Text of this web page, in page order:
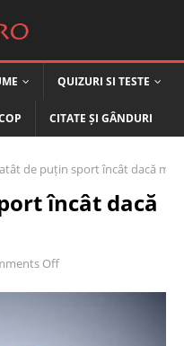
QUIZURI SI TESTE
CITATE ȘI GÂNDURI
de puțin sport încât dacă mă
încât dacă
Off